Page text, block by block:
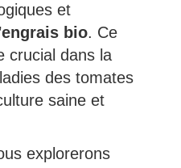
et
engrais bio. Ce
crucial dans la
des tomates
saine et
explorerons